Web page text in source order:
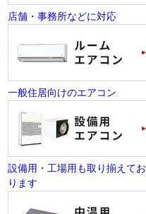
店舗・事務所などに対応
一般住居向けのエアコン
設備用・工場用も取り揃えてお
ります